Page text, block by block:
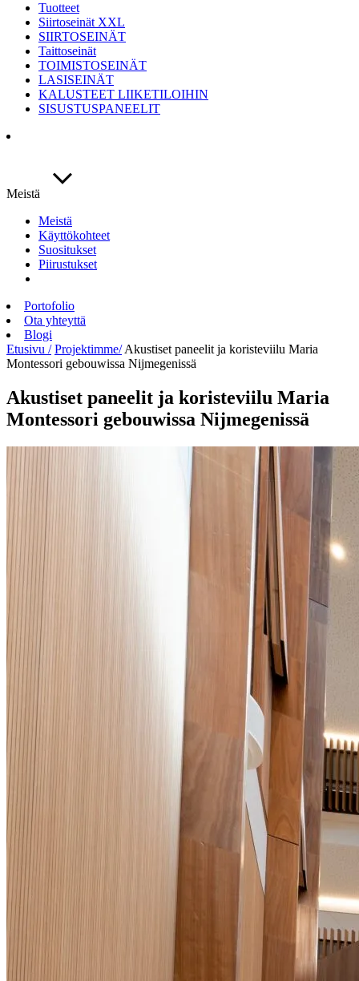
Tuotteet
Siirtoseinät XXL
SIIRTOSEINÄT
Taittoseinät
TOIMISTOSEINÄT
LASISEINÄT
KALUSTEET LIIKETILOIHIN
SISUSTUSPANEELIT
Meistä
Meistä
Käyttökohteet
Suositukset
Piirustukset
Portofolio
Ota yhteyttä
Blogi
Etusivu / Projektimme/ Akustiset paneelit ja koristeviilu Maria
Montessori gebouwissa Nijmegenissä
Akustiset paneelit ja koristeviilu Maria
Montessori gebouwissa Nijmegenissä